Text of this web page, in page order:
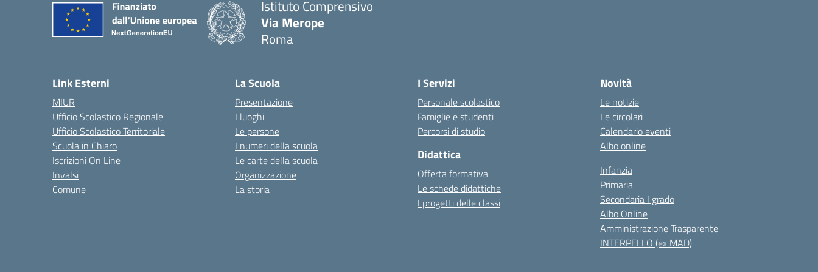
Istituto Comprensivo
Via Merope
Roma
Link Esterni
MIUR
Ufficio Scolastico Regionale
Ufficio Scolastico Territoriale
Scuola in Chiaro
Iscrizioni On Line
Invalsi
Comune
La Scuola
Presentazione
I luoghi
Le persone
I numeri della scuola
Le carte della scuola
Organizzazione
La storia
I Servizi
Personale scolastico
Famiglie e studenti
Percorsi di studio
Didattica
Offerta formativa
Le schede didattiche
I progetti delle classi
Novità
Le notizie
Le circolari
Calendario eventi
Albo online
Infanzia
Primaria
Secondaria I grado
Albo Online
Amministrazione Trasparente
INTERPELLO (ex MAD)